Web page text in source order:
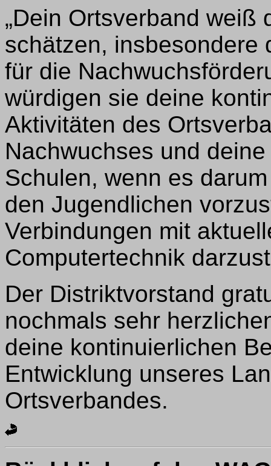
„Dein Ortsverband weiß
schätzen, insbesondere
für die
würdigen sie deine
Aktivitäten des
Nachwuchses und
Schulen, wenn es
den Jugendlichen
Verbindungen mit
Computertechnik
Der Distriktvorstand
nochmals sehr
deine kontinuierlichen
Entwicklung unseres
Ortsverbandes.